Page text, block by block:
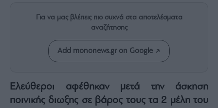
Συνεντεύξεις
Les
Vivants
Για να μας βλέπεις πιο συχνά στα αποτελέσματα
αναζήτησης
Add mononews.gr on Google
Ελεύθεροι αφέθηκαν μετά την άσκηση
ποινικής διωξης σε βάρος τους τα 2 μέλη του